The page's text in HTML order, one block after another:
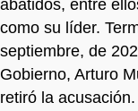
abatidos, entre
como su líder.
septiembre, de
Gobierno, Arturo
retiró la acusación.